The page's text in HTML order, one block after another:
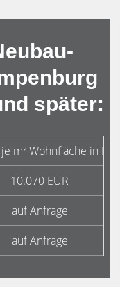
später:
m² Wohnfläche in
10.070 EUR
auf Anfrage
auf Anfrage